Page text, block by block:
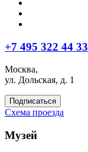
+7 495 322 44 33
Москва,
ул. Дольская, д. 1
Подписаться
Схема проезда
Музей